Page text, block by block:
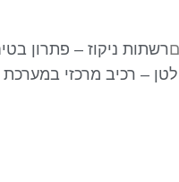
רשתות ניקוז – פתרון
– רכיב מרכזי במערכת